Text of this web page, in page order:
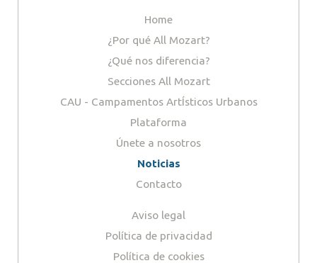
Home
¿Por qué All Mozart?
¿Qué nos diferencia?
Secciones All Mozart
CAU - Campamentos ArtÍsticos Urbanos
Plataforma
Únete a nosotros
Noticias
Contacto
Aviso legal
Política de privacidad
Política de cookies